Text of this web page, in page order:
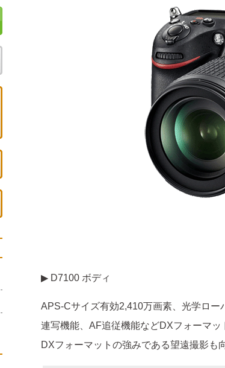
▶ D7100 ボディ
APS-Cサイズ有効2,410万画素、光学ロー
連写機能、AF追従機能などDXフォーマッ
DXフォーマットの強みである望遠撮影も